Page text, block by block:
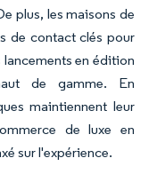
plus, les maisons de
de contact clés pour
en édition
de gamme. En
maintiennent leur
de luxe en
sur l'expérience.